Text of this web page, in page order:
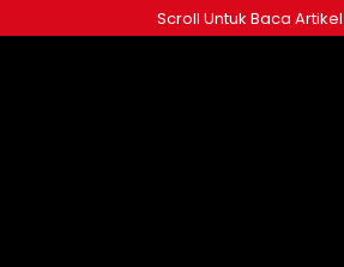
ke
Scroll Untuk Baca Artikel